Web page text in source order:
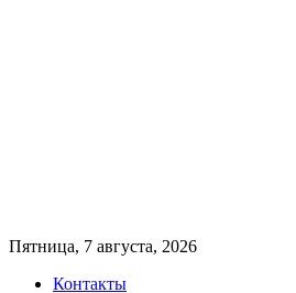
Пятница, 7 августа, 2026
Контакты